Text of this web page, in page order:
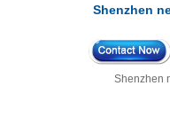
Shenzhen
Shenzhen